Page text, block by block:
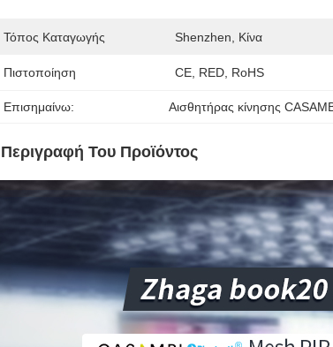
Τόπος Καταγωγής Shenzhen, Κίνα
Πιστοποίηση CE, RED, RoHS
Επισημαίνω: Αισθητήρας κίνησης
Περιγραφή Του Προϊόντος